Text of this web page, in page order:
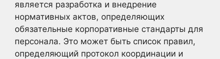
является разработка и внедрение
нормативных актов, определяющих
обязательные корпоративные стандарты для
персонала. Это может быть список правил,
определяющий протокол координации и